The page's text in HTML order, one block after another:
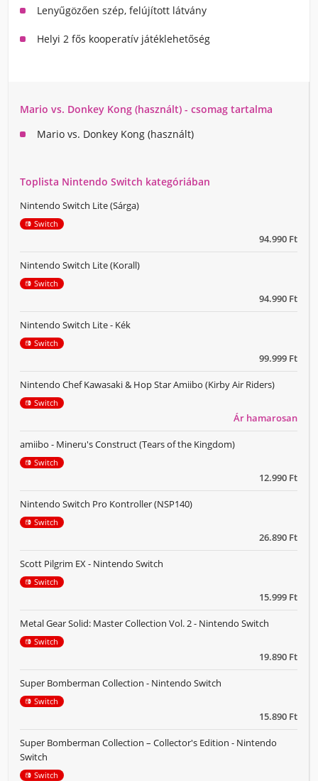
Lenyűgözően szép, felújított látvány
Helyi 2 fős kooperatív játéklehetőség
Mario vs. Donkey Kong (használt) - csomag tartalma
Mario vs. Donkey Kong (használt)
Toplista Nintendo Switch kategóriában
94.990 Ft
Nintendo Switch Lite (Sárga)
Switch
94.990 Ft
Nintendo Switch Lite (Korall)
Switch
99.999 Ft
Nintendo Switch Lite - Kék
Switch
Ár hamarosan
Nintendo Chef Kawasaki & Hop Star Amiibo (Kirby Air Riders)
Switch
12.990 Ft
amiibo - Mineru's Construct (Tears of the Kingdom)
Switch
26.890 Ft
Nintendo Switch Pro Kontroller (NSP140)
Switch
15.999 Ft
Scott Pilgrim EX - Nintendo Switch
Switch
19.890 Ft
Metal Gear Solid: Master Collection Vol. 2 - Nintendo Switch
Switch
15.890 Ft
Super Bomberman Collection - Nintendo Switch
Switch
Super Bomberman Collection – Collector's Edition - Nintendo
Switch
Switch